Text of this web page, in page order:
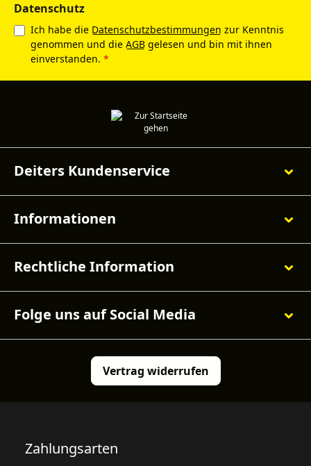
Datenschutz
Ich habe die Datenschutzbestimmungen zur Kenntnis
genommen und die AGB gelesen und bin mit ihnen
einverstanden. *
Deiters Kundenservice
Informationen
Rechtliche Information
Folge uns auf Social Media
Vertrag widerrufen
Zahlungsarten